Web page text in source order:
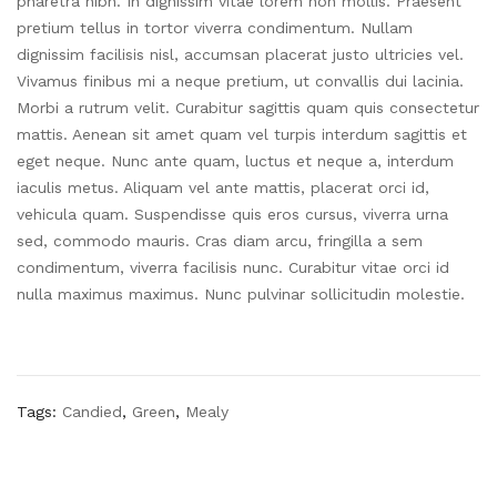
pretium tellus in tortor viverra condimentum. Nullam
dignissim facilisis nisl, accumsan placerat justo ultricies vel.
Vivamus finibus mi a neque pretium, ut convallis dui lacinia.
Morbi a rutrum velit. Curabitur sagittis quam quis consectetur
mattis. Aenean sit amet quam vel turpis interdum sagittis et
eget neque. Nunc ante quam, luctus et neque a, interdum
iaculis metus. Aliquam vel ante mattis, placerat orci id,
vehicula quam. Suspendisse quis eros cursus, viverra urna
sed, commodo mauris. Cras diam arcu, fringilla a sem
condimentum, viverra facilisis nunc. Curabitur vitae orci id
nulla maximus maximus. Nunc pulvinar sollicitudin molestie.
Tags: Candied, Green, Mealy